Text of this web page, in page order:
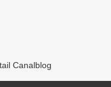
Canalblog